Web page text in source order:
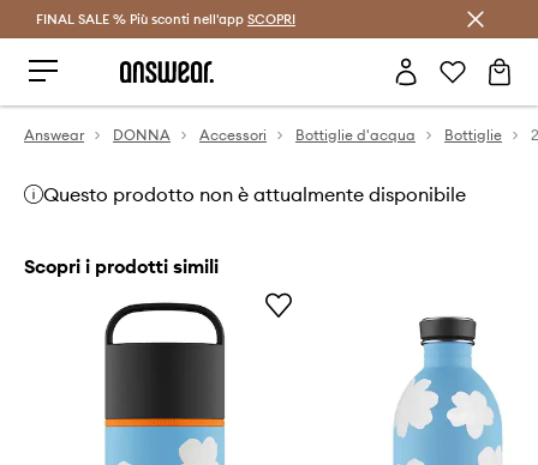
Risparmia con Answear Club >
FINAL SALE % Più sconti nell'app SCOPRI
Answear DONNA Accessori Bottiglie d'acqua Bottiglie
Questo prodotto non è attualmente disponibile
Scopri i prodotti simili